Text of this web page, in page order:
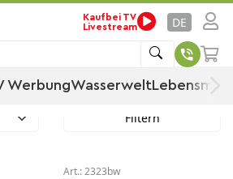
Kaufbei TV
Livestream
DE
WerbungWasserwelt
Küche & Haushalt
Filtern
Art.:2323bw